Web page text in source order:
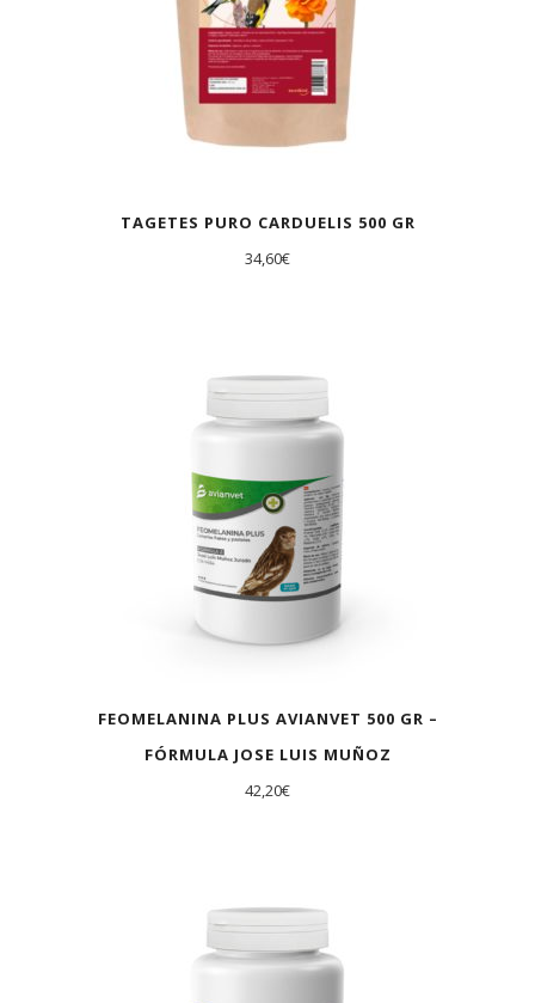
TAGETES PURO CARDUELIS 500 GR
34,60€
FEOMELANINA PLUS AVIANVET 500 GR –
FÓRMULA JOSE LUIS MUÑOZ
42,20€